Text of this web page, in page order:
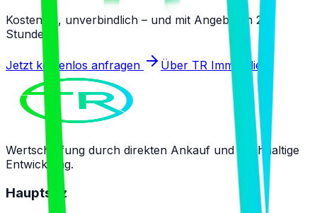
Kostenlos, unverbindlich – und mit Angebot in 24
Stunden.
Jetzt kostenlos anfragen Über TR Immobilien
Wertschaffung durch direkten Ankauf und nachhaltige
Entwicklung.
Hauptsitz